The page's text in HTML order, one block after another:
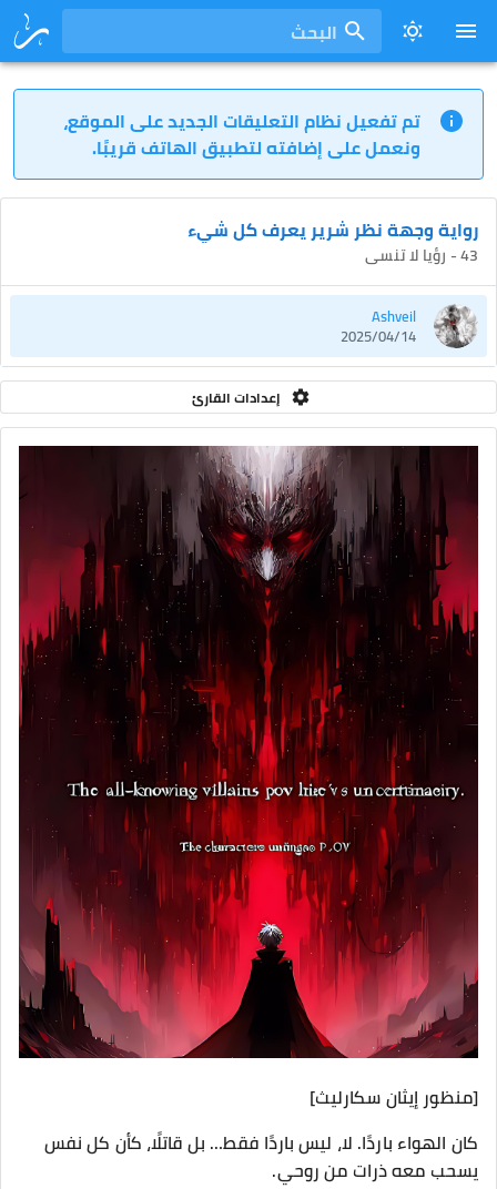
البحث
تم تفعيل نظام التعليقات الجديد على الموقع،
ونعمل على إضافته لتطبيق الهاتف قريبًا.
رواية وجهة نظر شرير يعرف كل شيء
43 - رؤيا لا تنسى
Ashveil
2025/04/14
إعدادات القارئ
[منظور إيثان سكارليث]
كان الهواء باردًا. لا، ليس باردًا فقط… بل قاتلًا، كأن كل نفس
يسحب معه ذرات من روحي.